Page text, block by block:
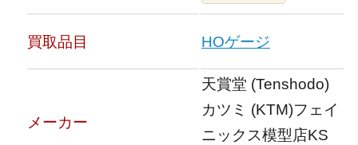
買取品目 HOゲージ
メーカー
天賞堂 (Tenshodo)
カツミ (KTM)フェイ
ニックス模型店KS